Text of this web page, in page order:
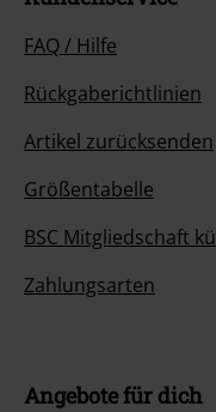
FAQ / Hilfe
Rückgaberichtlinien
Artikel zurücksenden
Größentabelle
BSC Mitgliedschaft
Zahlungsarten
Angebote für dich